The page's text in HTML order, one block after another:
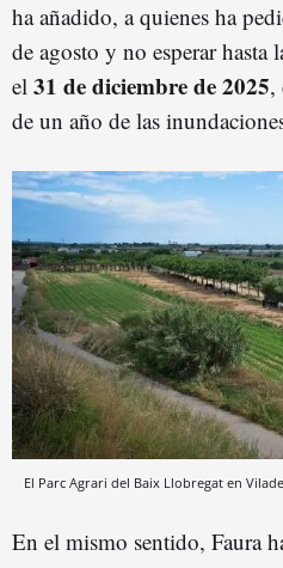
ha añadido, a quienes ha
de agosto y no esperar hasta
el 31 de diciembre de 2025,
de un año de las
El Parc Agrari del Baix Llobregat en
En el mismo sentido, Faura